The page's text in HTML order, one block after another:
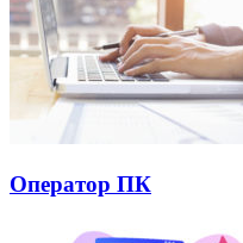
Оператор ПК